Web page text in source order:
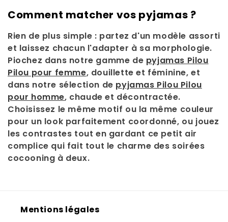
Comment matcher vos pyjamas ?
Rien de plus simple : partez d'un modèle assorti
et laissez chacun l'adapter à sa morphologie.
Piochez dans notre gamme de pyjamas Pilou
Pilou pour femme, douillette et féminine, et
dans notre sélection de pyjamas Pilou Pilou
pour homme, chaude et décontractée.
Choisissez le même motif ou la même couleur
pour un look parfaitement coordonné, ou jouez
les contrastes tout en gardant ce petit air
complice qui fait tout le charme des soirées
cocooning à deux.
Mentions légales